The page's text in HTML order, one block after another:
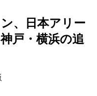
、日本アリー
戸・横浜の追